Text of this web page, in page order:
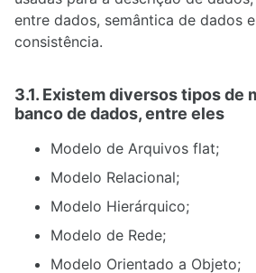
entre dados, semântica de dados
consistência.
3.1. Existem diversos tipos de
banco de dados, entre eles
Modelo de Arquivos flat;
Modelo Relacional;
Modelo Hierárquico;
Modelo de Rede;
Modelo Orientado a Objeto;